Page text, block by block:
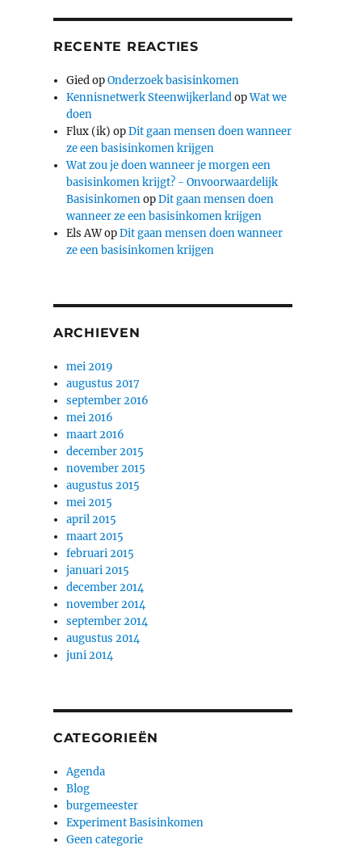
RECENTE REACTIES
GiedopOnderzoek basisinkomen
Kennisnetwerk SteenwijkerlandopWat we
doen
Flux (ik) opDit gaan mensen doen wanneer
ze een basisinkomen krijgen
Wat zou je doen wanneer je morgen een
basisinkomen krijgt? - Onvoorwaardelijk
BasisinkomenopDit gaan mensen doen
wanneer ze een basisinkomen krijgen
Els AWopDit gaan mensen doen wanneer
ze een basisinkomen krijgen
ARCHIEVEN
mei 2019
augustus 2017
september 2016
mei 2016
maart 2016
december 2015
november 2015
augustus 2015
mei 2015
april 2015
maart 2015
februari 2015
januari 2015
december 2014
november 2014
september 2014
augustus 2014
juni 2014
CATEGORIEËN
Agenda
Blog
burgemeester
Experiment Basisinkomen
Geen categorie